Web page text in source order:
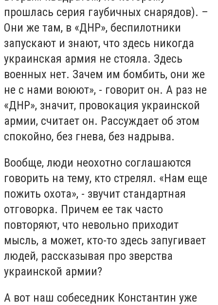
прошлась серия гаубичных снарядов). –
Они же там, в «ДНР», беспилотники
запускают и знают, что здесь никогда
украинская армия не стояла. Здесь
военных нет. Зачем им бомбить, они же
не с нами воюют», - говорит он. А раз не
«ДНР», значит, провокация украинской
армии, считает он. Рассуждает об этом
спокойно, без гнева, без надрыва.
Вообще, люди неохотно соглашаются
говорить на тему, кто стрелял. «Нам еще
пожить охота», - звучит стандартная
отговорка. Причем ее так часто
повторяют, что невольно приходит
мысль, а может, кто-то здесь запугивает
людей, рассказывая про зверства
украинской армии?
А вот наш собеседник Константин уже